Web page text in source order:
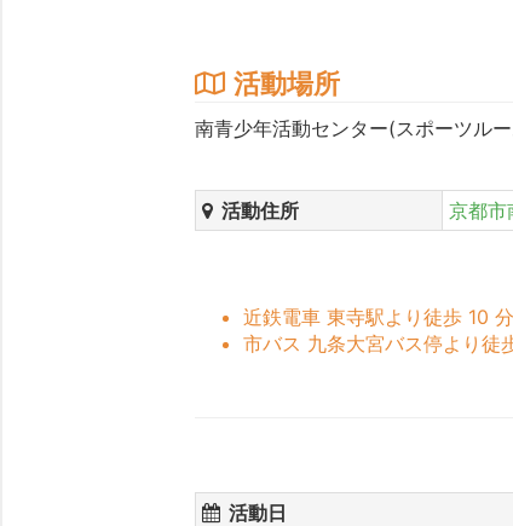
活動場所
南青少年活動センター(スポーツル
活動住所 京都市
近鉄電車 東寺駅より徒歩 10 分
市バス 九条大宮バス停より徒
活動日